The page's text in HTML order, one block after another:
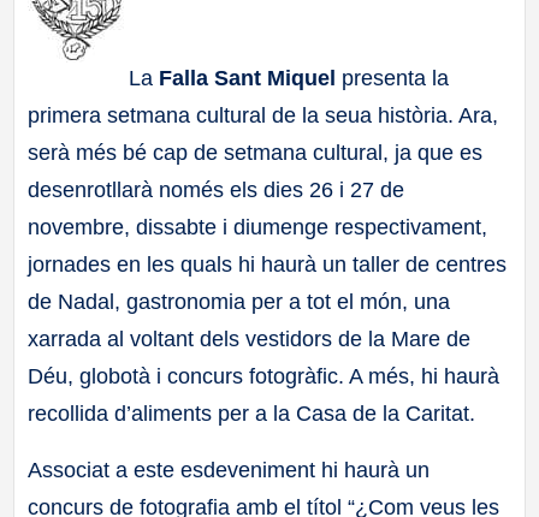
La Falla Sant Miquel presenta la
primera setmana cultural de la seua història. Ara,
serà més bé cap de setmana cultural, ja que es
desenrotllarà només els dies 26 i 27 de
novembre, dissabte i diumenge respectivament,
jornades en les quals hi haurà un taller de centres
de Nadal, gastronomia per a tot el món, una
xarrada al voltant dels vestidors de la Mare de
Déu, globotà i concurs fotogràfic. A més, hi haurà
recollida d’aliments per a la Casa de la Caritat.
Associat a este esdeveniment hi haurà un
concurs de fotografia amb el títol “¿Com veus les